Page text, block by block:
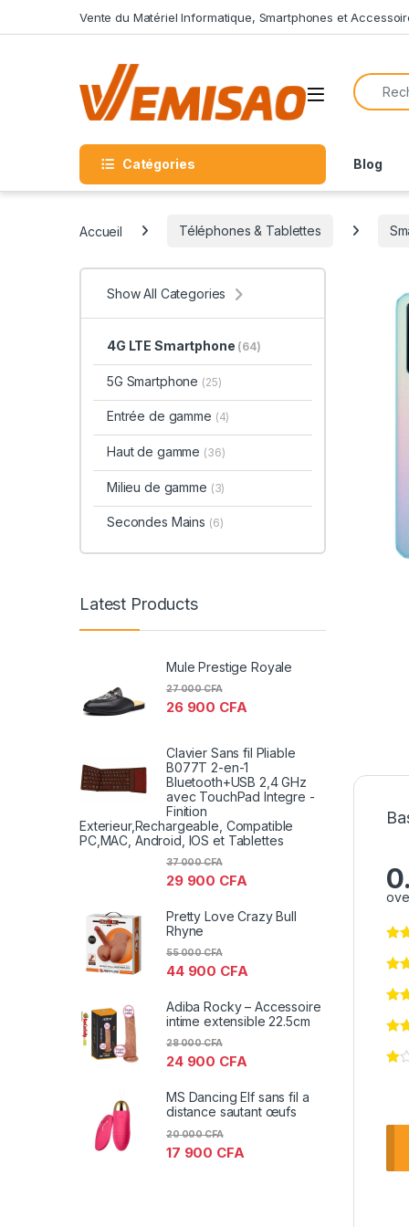
Vente du Matériel Informatique, Smartphones et
Open
Search
Catégories Blog
Accueil Téléphones & Tablettes
Show All Categories
4G LTE Smartphone (64)
5G Smartphone (25)
Entrée de gamme (4)
Haut de gamme (36)
Milieu de gamme (3)
Secondes Mains (6)
Latest Products
Mule Prestige Royale
26 900 CFA
27 000CFA
Clavier Sans fil Pliable
B077T 2-en-1
Bluetooth+USB 2,4 GHz
avec TouchPad Integre -
Finition
Exterieur,Rechargeable, Compatible
PC,MAC, Android, IOS et Tablettes
29 900 CFA
37 000CFA
Pretty Love Crazy Bull
Rhyne
44 900 CFA
55 000CFA
Adiba Rocky – Accessoire
intime extensible 22.5cm
24 900 CFA
28 000CFA
MS Dancing Elf sans fil a
distance sautant œufs
17 900 CFA
20 000CFA